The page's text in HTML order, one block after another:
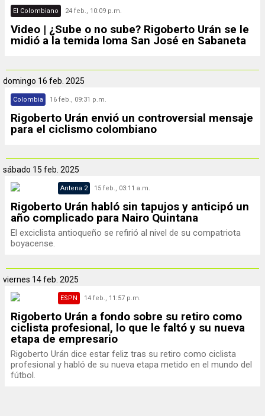
El Colombiano 24 feb., 10:09 p.m.
Video | ¿Sube o no sube? Rigoberto Urán se le
midió a la temida loma San José en Sabaneta
domingo 16 feb. 2025
Colombia 16 feb., 09:31 p.m.
Rigoberto Urán envió un controversial mensaje
para el ciclismo colombiano
sábado 15 feb. 2025
Antena 2 15 feb., 03:11 a.m.
Rigoberto Urán habló sin tapujos y anticipó un
año complicado para Nairo Quintana
El exciclista antioqueño se refirió al nivel de su compatriota
boyacense.
viernes 14 feb. 2025
ESPN 14 feb., 11:57 p.m.
Rigoberto Urán a fondo sobre su retiro como
ciclista profesional, lo que le faltó y su nueva
etapa de empresario
Rigoberto Urán dice estar feliz tras su retiro como ciclista
profesional y habló de su nueva etapa metido en el mundo del
fútbol.